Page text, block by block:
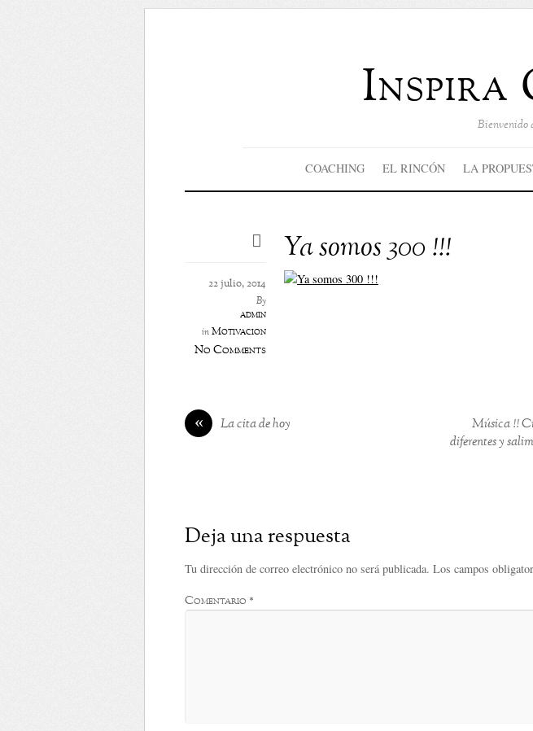
Inspira
Bienvenido
COACHING EL RINCÓN LA
Ya somos 300 !!!
22 julio, 2014
By
admin
inMotivación
No Comments
« La cita de hoy
Música !!
diferentes y
Deja una respuesta
Tu dirección de correo electrónico no será publicada. Los campos
Comentario *